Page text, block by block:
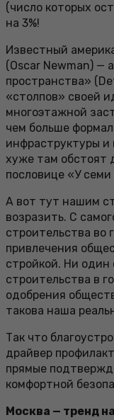
(число которых
на 3%!
Известный
(Oscar Newman) —
пространства»
«столпов» своей
многоэтажной
чем больше
инфраструктуры и
хуже там обстоят
пословице «У
А вот тут нашим
возразить. С
строительства во
привлечения
стройкой. Ни один
строительства в
одобрения
такова наша
Так что
драйвер
прямые
комфортной
Москва — тренд